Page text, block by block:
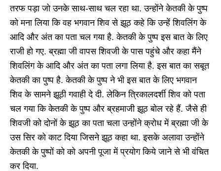
तरफ पड़ा जो उनके साथ-साथ चल रहा था. उन्होंने केतकी के पुष्प
को मना लिया कि वह भगवान शिव से झूठ कहे कि उन्हें शिवलिंग के
आदि और अंत का पता चल गया है. केतकी के पुष्प इस बात के लिए
राजी हो गए. ब्रह्मा जी वापस शिवजी के पास पहुंचे और कहा मैंने
शिवलिंग के आदि और अंत का पता लगा लिया है. इस बात का सबूत
केतकी का पुष्प है. केतकी के पुष्प ने भी इस बात के लिए भगवान
शिव के सामने झूठी गवाही दे दी. लेकिन त्रिकालदर्शी शिव को पता
चल गया कि केतकी के पुष्प और ब्रहमाजी झूठ बोल रहे हैं. जैसे ही
शिवजी को दोनों के झूठ का पता चला उन्होंने क्रोध में ब्रह्मा जी के
उस सिर को काट दिया जिसने झूठ कहा था. इसके अलावा उन्होंने
केतकी के पुष्पों को को अपनी पूजा में प्रयोग किये जाने से भी वंचित
कर दिया.